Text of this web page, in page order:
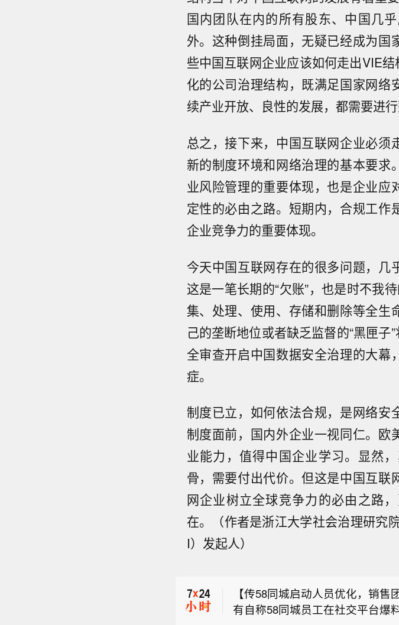
国内团队在内的所有股东、中国几
外。这种倒挂局面，无疑已经成为国
些中国互联网企业应该如何走出VIE
化的公司治理结构，既满足国家网络
续产业开放、良性的发展，都需要进
总之，接下来，中国互联网企业必
新的制度环境和网络治理的基本要
业风险管理的重要体现，也是企业应
定性的必由之路。短期内，合规工作
企业竞争力的重要体现。
今天中国互联网存在的很多问题，几
这是一笔长期的“欠账”，也是时不我
集、处理、使用、存储和删除等全生
己的垄断地位或者缺乏监督的“黑匣
全审查开启中国数据安全治理的大幕
症。
制度已立，如何依法合规，是网络安
制度面前，国内外企业一视同仁。欧
业能力，值得中国企业学习。显然
骨，需要付出代价。但这是中国互
网企业树立全球竞争力的必由之路
在。（作者是浙江大学社会治理研究
I）发起人）
【创新药板块午后涨幅扩大，
大，博腾股份涨停，药石科技、
建造合同生效。至此，北海造船
史性突破100艘大关，部分订单
【传58同城启动人员优化，销售
有自称58同城员工在社交平台爆